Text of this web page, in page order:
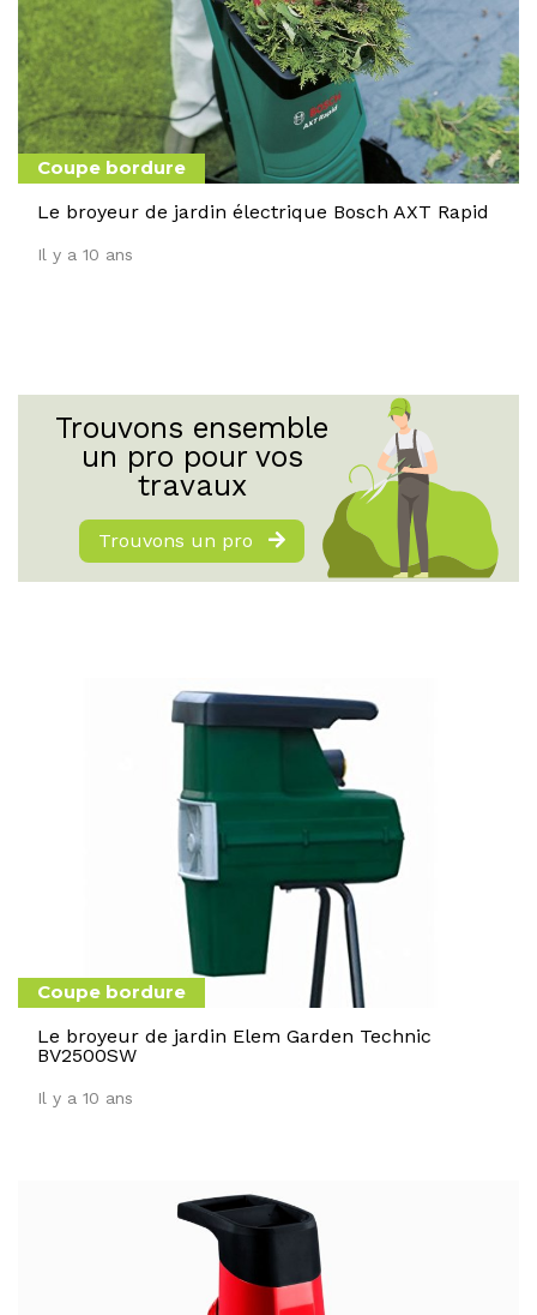
Coupe bordure
Le broyeur de jardin électrique Bosch AXT Rapid
Il y a 10 ans
Trouvons ensemble
un pro pour vos
travaux
Trouvons un pro
Coupe bordure
Le broyeur de jardin Elem Garden Technic
BV2500SW
Il y a 10 ans